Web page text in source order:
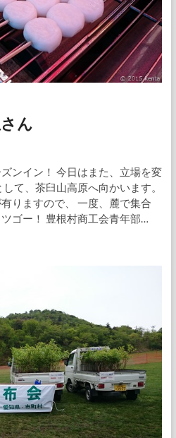
ん
ンイン！ 今日はまた、立場を変
て、茶臼山高原へ向かいます。
りますので、 一度、麓で集合
ゴー！ 豊根村商工会青年部…